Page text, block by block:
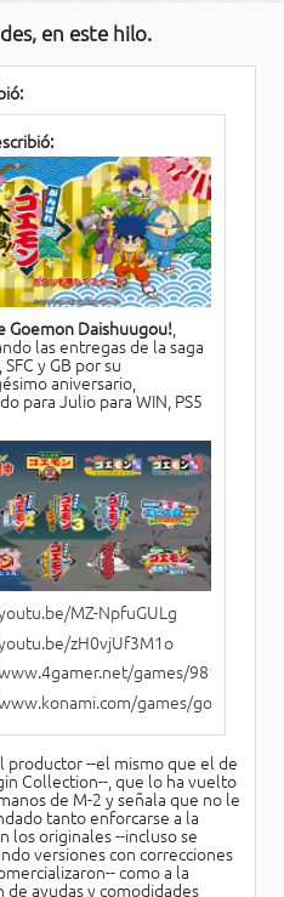
en este hilo.
Goemon Daishuugou!
las entregas de la saga
SFC y GB por su
aniversario,
para Julio para WIN, PS5
MZ-NpfuGULg
zH0vjUf3M1o
games/981/
games/goemon/
productor --el mismo que el de
Collection--, que lo ha vuelto
de M-2 y señala que no le
tanto enforcarse a la
los originales --incluso se
versiones con correcciones
como a la
de ayudas y comodidades